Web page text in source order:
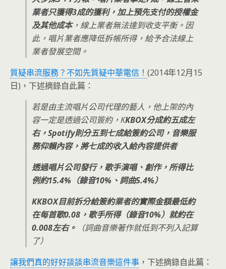
業者只獲得3成的獲利，加上預先支付的授權金
及其他成本，線上業者無法達到收支平衡。因
此，唱片業者應降低拆帳所得，給予合法線上
業者發展空間。
質疑串流服務？不如先質疑中華電信！ (2014年12月15
日)，下述摘錄自此篇：
若是由主流唱片公司代理的藝人，他上架的內
容一定是透過公司簽約，KKBOX分成約五成左
右，Spotify則分五到七成給簽約公司，音樂服
務仰賴內容，將七成的收入給內容提供者
透過唱片公司發行，歌手演唱、創作，所得比
例約15.4%（錄音10%、詞曲5.4%）
KKBOX目前拆分給簽約業者的實際金額最低約
在每首歌0.08，歌手所得（錄音10%）就約在
0.008左右。
（詞曲音樂著作就低到不列入記算
了）
讓我們真的好好談談串流音樂這件事 ，下述摘錄自此篇：